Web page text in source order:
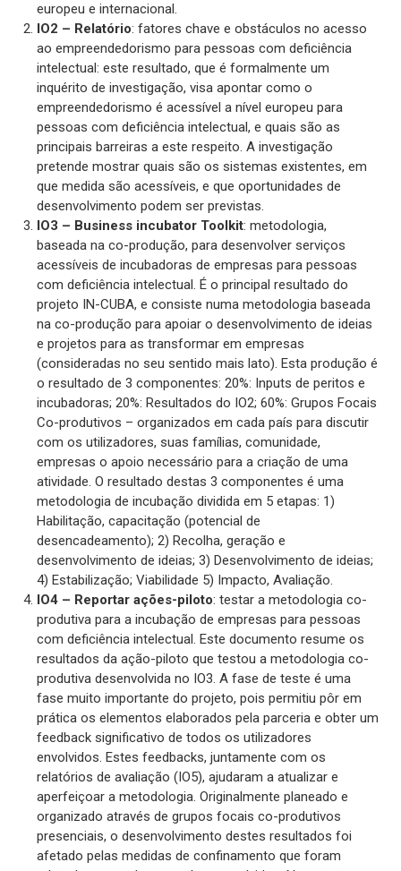
europeu e internacional.
IO2 – Relatório: fatores chave e obstáculos no acesso
ao empreendedorismo para pessoas com deficiência
intelectual: este resultado, que é formalmente um
inquérito de investigação, visa apontar como o
empreendedorismo é acessível a nível europeu para
pessoas com deficiência intelectual, e quais são as
principais barreiras a este respeito. A investigação
pretende mostrar quais são os sistemas existentes, em
que medida são acessíveis, e que oportunidades de
desenvolvimento podem ser previstas.
IO3 – Business incubator Toolkit: metodologia,
baseada na co-produção, para desenvolver serviços
acessíveis de incubadoras de empresas para pessoas
com deficiência intelectual. É o principal resultado do
projeto IN-CUBA, e consiste numa metodologia baseada
na co-produção para apoiar o desenvolvimento de ideias
e projetos para as transformar em empresas
(consideradas no seu sentido mais lato). Esta produção é
o resultado de 3 componentes: 20%: Inputs de peritos e
incubadoras; 20%: Resultados do IO2; 60%: Grupos Focais
Co-produtivos – organizados em cada país para discutir
com os utilizadores, suas famílias, comunidade,
empresas o apoio necessário para a criação de uma
atividade. O resultado destas 3 componentes é uma
metodologia de incubação dividida em 5 etapas: 1)
Habilitação, capacitação (potencial de
desencadeamento); 2) Recolha, geração e
desenvolvimento de ideias; 3) Desenvolvimento de ideias;
4) Estabilização; Viabilidade 5) Impacto, Avaliação.
IO4 – Reportar ações-piloto: testar a metodologia co-
produtiva para a incubação de empresas para pessoas
com deficiência intelectual. Este documento resume os
resultados da ação-piloto que testou a metodologia co-
produtiva desenvolvida no IO3. A fase de teste é uma
fase muito importante do projeto, pois permitiu pôr em
prática os elementos elaborados pela parceria e obter um
feedback significativo de todos os utilizadores
envolvidos. Estes feedbacks, juntamente com os
relatórios de avaliação (IO5), ajudaram a atualizar e
aperfeiçoar a metodologia. Originalmente planeado e
organizado através de grupos focais co-produtivos
presenciais, o desenvolvimento destes resultados foi
afetado pelas medidas de confinamento que foram